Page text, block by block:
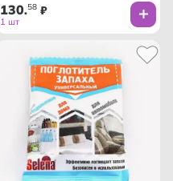
130.58 ₽
1 шт